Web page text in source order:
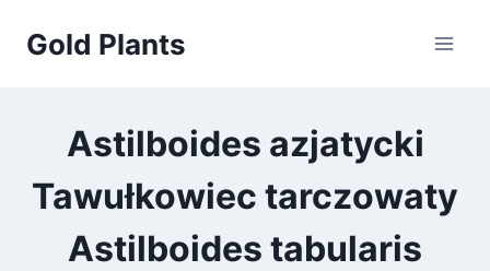
Gold Plants
Astilboides azjatycki
Tawułkowiec tarczowaty
Astilboides tabularis